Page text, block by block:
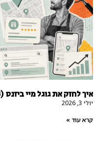
איך לחזק את גוגל מיי ביזנס (GMB), ואיך זה עוזר ל-SEO?
יולי 3, 2026
קרא עוד »